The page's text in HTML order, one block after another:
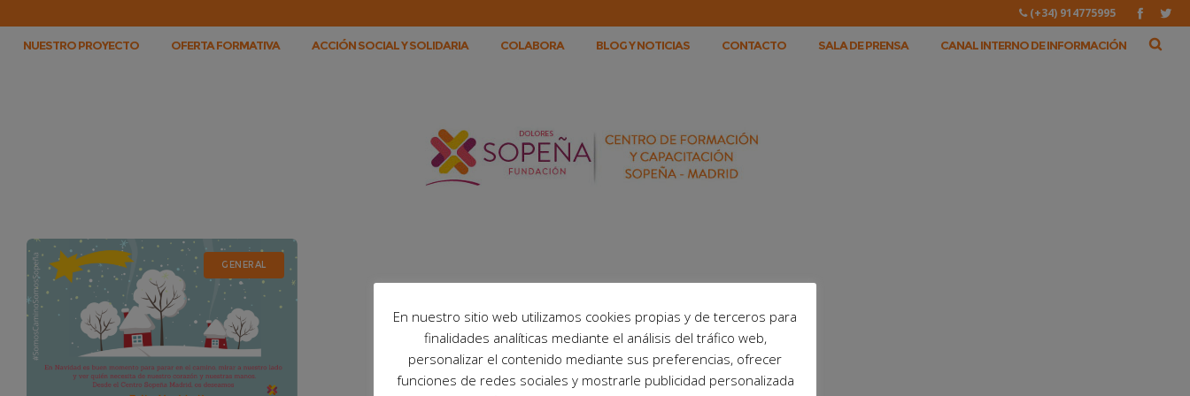
(+34) 914775995
NUESTRO PROYECTO OFERTA FORMATIVA ACCIÓN SOCIAL Y SOLIDARIA COLABORA BLOG Y NOTICIAS CONTACTO SALA DE PRENSA CANAL INTERNO DE INFORMACIÓN
GENERAL
En nuestro sitio web utilizamos cookies propias y de terceros para
finalidades analíticas mediante el análisis del tráfico web,
personalizar el contenido mediante sus preferencias, ofrecer
funciones de redes sociales y mostrarle publicidad personalizada